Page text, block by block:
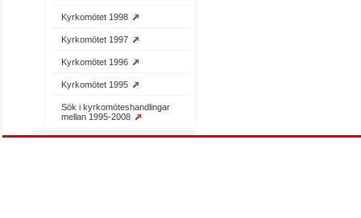
Kyrkomötet 1998
Kyrkomötet 1997
Kyrkomötet 1996
Kyrkomötet 1995
Sök i kyrkomöteshandlingar
mellan 1995-2008